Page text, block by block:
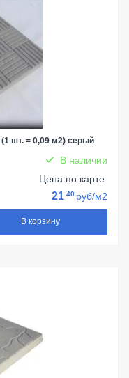
шт. = 0,09 м2) серый
В наличии
Цена по карте:
21 40 руб/м2
В корзину